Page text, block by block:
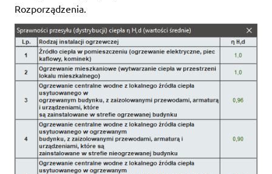
Rozporządzenia.